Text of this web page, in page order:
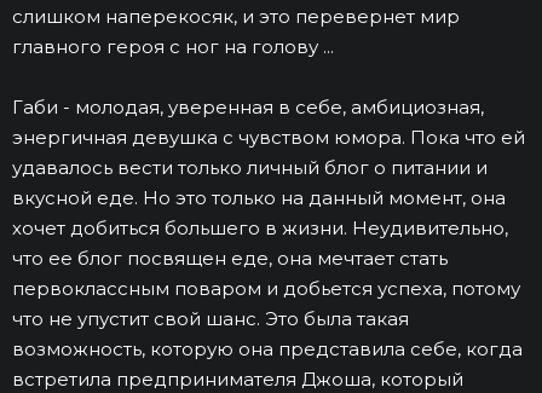
слишком наперекосяк, и это перевернет мир
главного героя с ног на голову ...
Габи - молодая, уверенная в себе, амбициозная,
энергичная девушка с чувством юмора. Пока что ей
удавалось вести только личный блог о питании и
вкусной еде. Но это только на данный момент, она
хочет добиться большего в жизни. Неудивительно,
что ее блог посвящен еде, она мечтает стать
первоклассным поваром и добьется успеха, потому
что не упустит свой шанс. Это была такая
возможность, которую она представила себе, когда
встретила предпринимателя Джоша, который